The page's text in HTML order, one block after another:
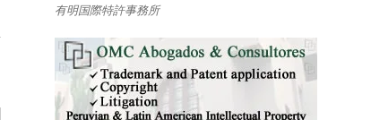
有明国際特許事務所